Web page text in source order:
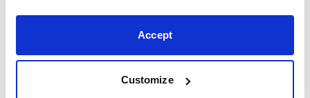
Accept
Customize
Langlebigkeit ausgelegt.